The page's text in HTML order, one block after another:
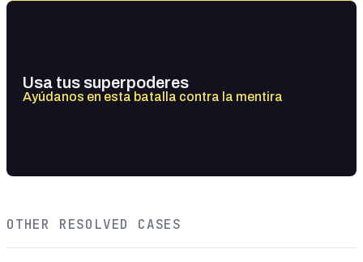
Usa tus superpoderes
Ayúdanos en esta batalla contra la mentira
OTHER RESOLVED CASES